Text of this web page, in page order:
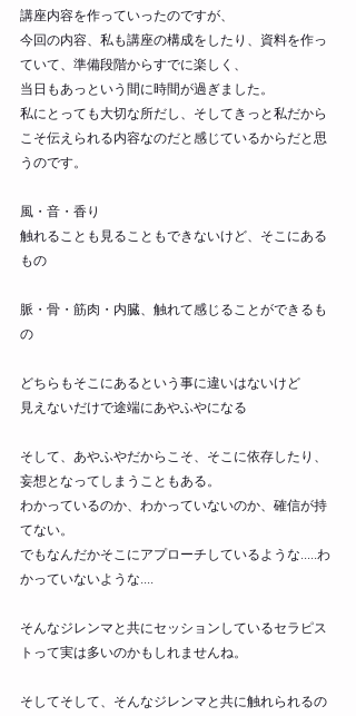
講座内容を作っていったのですが、
今回の内容、私も講座の構成をしたり、資料を作っ
ていて、準備段階からすでに楽しく、
当日もあっという間に時間が過ぎました。
私にとっても大切な所だし、そしてきっと私だから
こそ伝えられる内容なのだと感じているからだと思
うのです。
風・音・香り
触れることも見ることもできないけど、そこにある
もの
脈・骨・筋肉・内臓、触れて感じることができるも
の
どちらもそこにあるという事に違いはないけど
見えないだけで途端にあやふやになる
そして、あやふやだからこそ、そこに依存したり、
妄想となってしまうこともある。
わかっているのか、わかっていないのか、確信が持
てない。
でもなんだかそこにアプローチしているような.....わ
かっていないような....
そんなジレンマと共にセッションしているセラピス
トって実は多いのかもしれませんね。
そしてそして、そんなジレンマと共に触れられるの